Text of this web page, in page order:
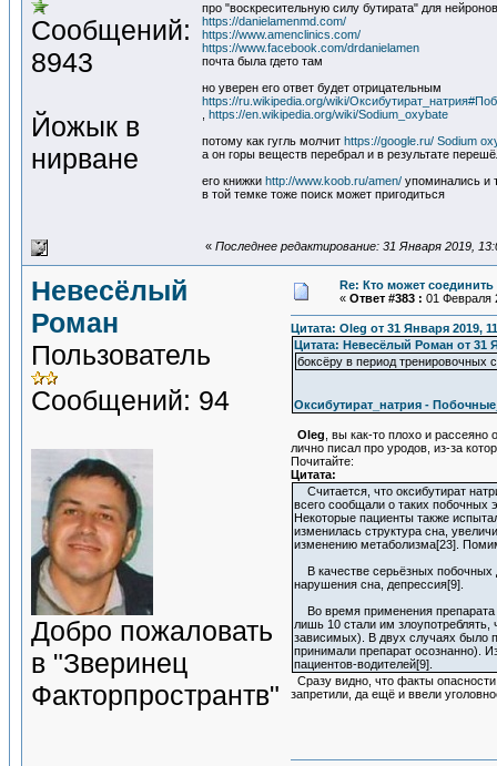
Сообщений:
8943
Йожык в
нирване
про "воскресительную силу бутирата" для
https://danielamenmd.com/
https://www.amenclinics.com/
https://www.facebook.com/drdanielamen
почта была гдето там
но уверен его ответ будет отрицательным
https://ru.wikipedia.org/wiki/
https://en.wikipedia.org/wiki/Sodium_oxybate
потому как гугль молчит https://google.ru/ Sodium
а он горы веществ перебрал и в результате
его книжки http://www.koob.ru/amen/ упоминались и
в той темке тоже поиск может пригодиться
« Последнее редактирование: 31 Января 2019,
Невесёлый
Роман
Пользователь
Сообщений: 94
Добро пожаловать
в "Зверинец
Факторпространтв"
Re: Кто может
« Ответ #383 : 01 Февраля
Цитата: Oleg от 31 Января 2019,
Цитата: Невесёлый Роман от 31
боксёру в период тренировочных
Оксибутират_натрия -
Oleg , вы как-то плохо и
лично писал про уродов, из-за
Почитайте:
Цитата:
Считается, что оксибутират
всего сообщали о таких побочных
Некоторые пациенты также
изменилась структура сна,
изменению метаболизма[23].
В качестве серьёзных побочных
нарушения сна, депрессия[9].
Во время применения препарата
лишь 10 стали им
зависимых). В двух случаях было
принимали препарат осознанно).
пациентов-водителей[9].
Сразу видно, что факты
запретили, да ещё и ввели